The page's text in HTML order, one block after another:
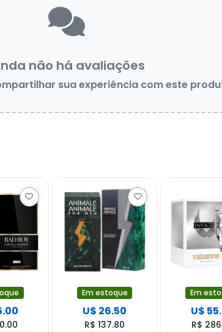
não há avaliações
sua experiência com este
Em estoque
U$ 26.50
R$ 137.80
Em
U$
R$